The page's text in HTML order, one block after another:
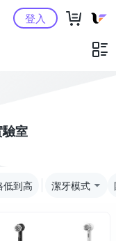
中心登入
室
低到高 潔牙模式